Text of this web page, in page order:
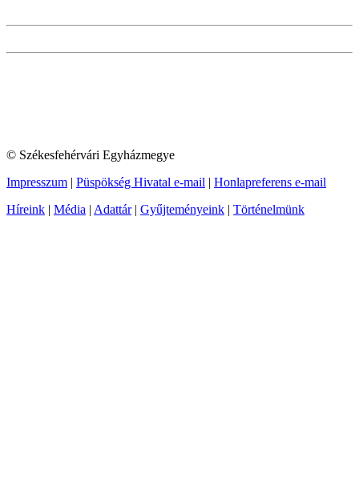
© Székesfehérvári Egyházmegye
Impresszum | Püspökség Hivatal e-mail | Honlapreferens e-mail
Híreink | Média | Adattár| Gyűjteményeink | Történelmünk